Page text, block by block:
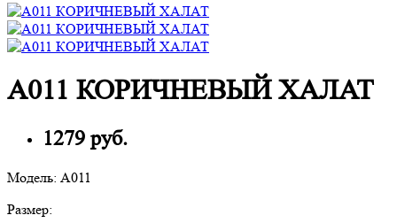
A011 КОРИЧНЕВЫЙ ХАЛАТ
1279 руб.
Модель: A011
Размер: